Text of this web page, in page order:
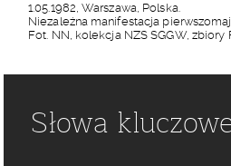
1.05.1982, Warszawa, Polska.
Niezależna manifestacja
Fot. NN, kolekcja NZS SGGW,
Słowa